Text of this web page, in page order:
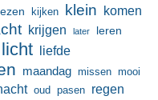
kijken klein komen
krijgen later leren
licht liefde
maandag missen mooi
oud pasen regen